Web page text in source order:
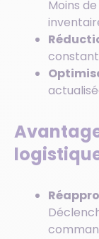
Moins
constant